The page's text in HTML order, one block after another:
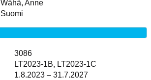
Wähä, Anne
Suomi
3086
LT2023-1B, LT2023-1C
1.8.2023 – 31.7.2027